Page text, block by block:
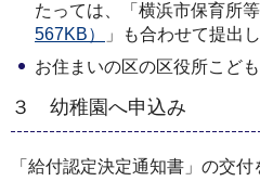
たっては、「横浜市保育所
567KB）
」も合わせて提出
お住まいの区の区役所こど
３ 幼稚園へ申込み
「給付認定決定通知書」の交